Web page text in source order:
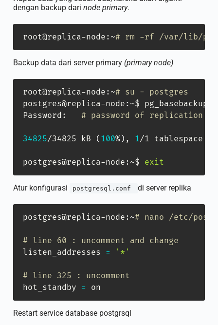
dengan backup dari node primary.
root@replica-node:~# rm -rf /var/lib/
Backup data dari server primary (primary node)
root@replica-node:~# su - postgres
postgres@replica-node:~$
Password: # password of replication
34825/34825 kB ( 100%) , 1/1 tablespace
postgres@replica-node:~$ exit
Atur konfigurasi postgresql.conf di server replika
postgres@replica-node:~# nano /etc/
# line 60 : uncomment and change
listen_addresses = '*'
# line 325 : uncomment
hot_standby = on
Restart service database postgrsql